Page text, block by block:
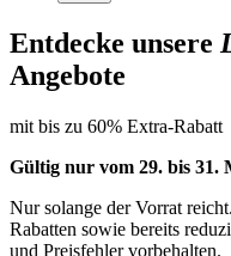
Entdecke unsere
Angebote
mit bis zu 60% Extra-Rabatt
Gültig nur vom 29. bis 31.
Nur solange der Vorrat
Rabatten sowie bereits
und Preisfehler vorbehalten.